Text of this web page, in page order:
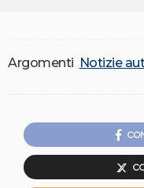
Argomenti Notizie